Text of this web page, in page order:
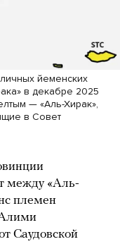
йеменских
в декабре 2025
— «Аль-Хирак»,
в Совет
между «Аль-
племен
Саудовской